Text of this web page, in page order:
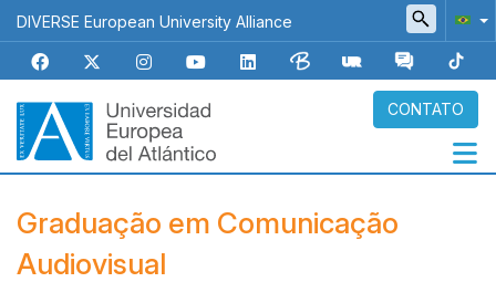
Pular
para
conteúdo
principal
DIVERSE European University Alliance
CONTATO
Navegación
principal
Graduação em Comunicação
Audiovisual